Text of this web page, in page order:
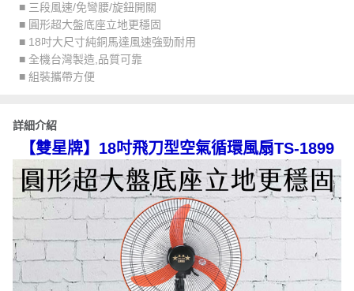
■ 三段風速/免彎腰/旋鈕開關
■ 圓形超大盤底座立地更穩固
■ 18吋大尺寸純銅馬達風速強勁耐用
■ 全機台灣製造,品質可靠
■ 組裝攜帶方便
詳細介紹
【雙星牌】18吋飛刀型空氣循環風扇TS-1899